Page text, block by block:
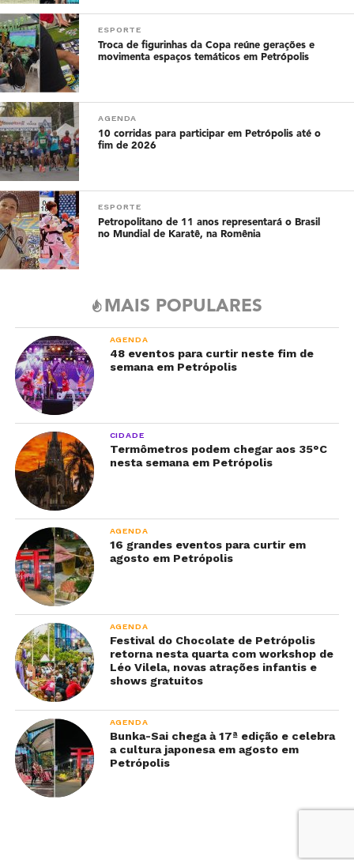
ESPORTE
Troca de figurinhas da Copa reúne gerações e
movimenta espaços temáticos em Petrópolis
AGENDA
10 corridas para participar em Petrópolis até o
fim de 2026
ESPORTE
Petropolitano de 11 anos representará o Brasil
no Mundial de Karatê, na Romênia
MAIS POPULARES
AGENDA
48 eventos para curtir neste fim de
semana em Petrópolis
CIDADE
Termômetros podem chegar aos 35°C
nesta semana em Petrópolis
AGENDA
16 grandes eventos para curtir em
agosto em Petrópolis
AGENDA
Festival do Chocolate de Petrópolis
retorna nesta quarta com workshop de
Léo Vilela, novas atrações infantis e
shows gratuitos
AGENDA
Bunka-Sai chega à 17ª edição e celebra
a cultura japonesa em agosto em
Petrópolis